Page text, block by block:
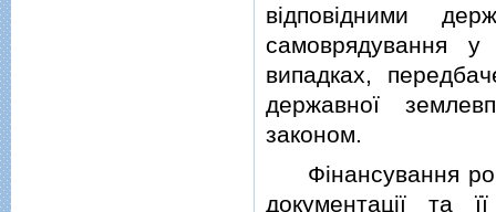
вiдповiдними
самоврядування
випадках,
державної
законом.
Фiнансування
документацiї та